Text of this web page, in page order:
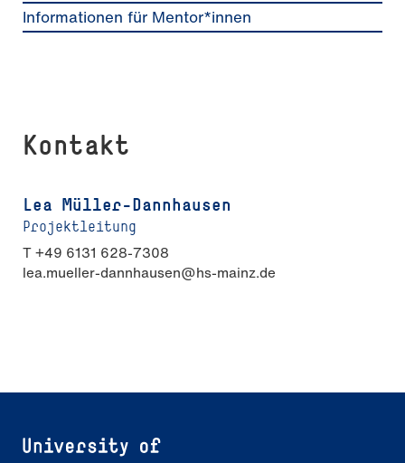
Informationen für Mentor*innen
Kontakt
Lea Müller-Dannhausen
Projektleitung
T +49 6131 628-7308
lea.mueller-dannhausen@hs-mainz.de